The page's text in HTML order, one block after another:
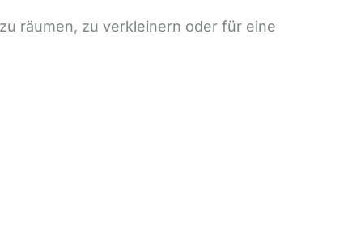
räumen, zu verkleinern oder für eine